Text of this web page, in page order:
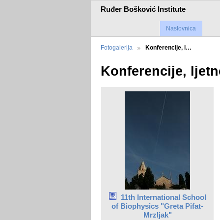
Ruđer Bošković Institute
Naslovnica
Fotogalerija Konferencije, l…
Konferencije,
11th International School
of Biophysics "Greta Pifat-
Mrzljak"